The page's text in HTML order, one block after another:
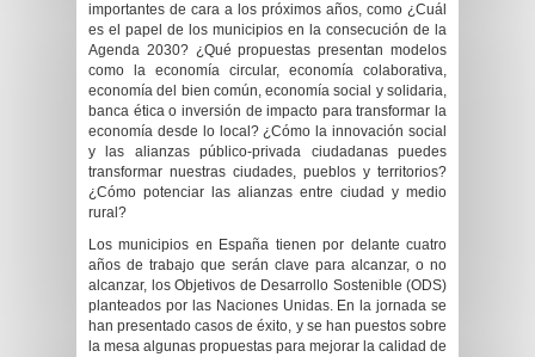
importantes de cara a los próximos años, como ¿Cuál
es el papel de los municipios en la consecución de la
Agenda 2030? ¿Qué propuestas presentan modelos
como la economía circular, economía colaborativa,
economía del bien común, economía social y solidaria,
banca ética o inversión de impacto para transformar la
economía desde lo local? ¿Cómo la innovación social
y las alianzas público-privada ciudadanas puedes
transformar nuestras ciudades, pueblos y territorios?
¿Cómo potenciar las alianzas entre ciudad y medio
rural?
Los municipios en España tienen por delante cuatro
años de trabajo que serán clave para alcanzar, o no
alcanzar, los Objetivos de Desarrollo Sostenible (ODS)
planteados por las Naciones Unidas. En la jornada se
han presentado casos de éxito, y se han puestos sobre
la mesa algunas propuestas para mejorar la calidad de